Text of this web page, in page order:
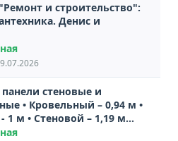
и строительство":
Денис и
стеновые и
• Кровельный – 0,94 м •
1 м • Стеновой – 1,19 м
(толщины 10 см)